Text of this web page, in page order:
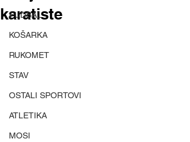
FUDBAL
KOŠARKA
RUKOMET
STAV
OSTALI SPORTOVI
ATLETIKA
MOSI
karatiste